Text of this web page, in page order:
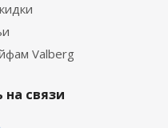
Valberg
на связи